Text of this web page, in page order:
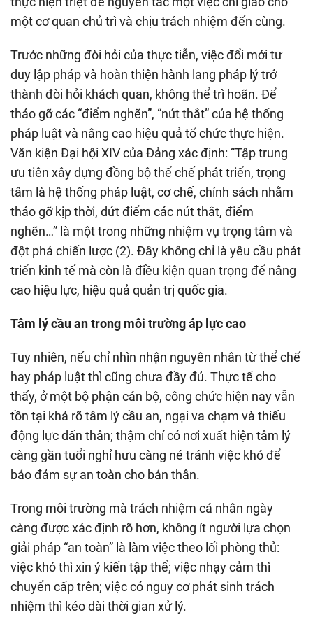
một cơ quan chủ trì và chịu trách nhiệm đến cùng.
Trước những đòi hỏi của thực tiễn, việc đổi mới tư
duy lập pháp và hoàn thiện hành lang pháp lý trở
thành đòi hỏi khách quan, không thể trì hoãn. Để
tháo gỡ các “điểm nghẽn”, “nút thắt” của hệ thống
pháp luật và nâng cao hiệu quả tổ chức thực hiện.
Văn kiện Đại hội XIV của Đảng xác định: “Tập trung
ưu tiên xây dựng đồng bộ thể chế phát triển, trọng
tâm là hệ thống pháp luật, cơ chế, chính sách nhằm
tháo gỡ kịp thời, dứt điểm các nút thắt, điểm
nghẽn…” là một trong những nhiệm vụ trọng tâm và
đột phá chiến lược (2). Đây không chỉ là yêu cầu phát
triển kinh tế mà còn là điều kiện quan trọng để nâng
cao hiệu lực, hiệu quả quản trị quốc gia.
Tâm lý cầu an trong môi trường áp lực cao
Tuy nhiên, nếu chỉ nhìn nhận nguyên nhân từ thể chế
hay pháp luật thì cũng chưa đầy đủ. Thực tế cho
thấy, ở một bộ phận cán bộ, công chức hiện nay vẫn
tồn tại khá rõ tâm lý cầu an, ngại va chạm và thiếu
động lực dấn thân; thậm chí có nơi xuất hiện tâm lý
càng gần tuổi nghỉ hưu càng né tránh việc khó để
bảo đảm sự an toàn cho bản thân.
Trong môi trường mà trách nhiệm cá nhân ngày
càng được xác định rõ hơn, không ít người lựa chọn
giải pháp “an toàn” là làm việc theo lối phòng thủ:
việc khó thì xin ý kiến tập thể; việc nhạy cảm thì
chuyển cấp trên; việc có nguy cơ phát sinh trách
nhiệm thì kéo dài thời gian xử lý.